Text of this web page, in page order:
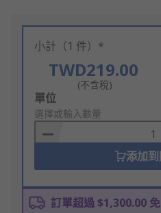
小計（1 件）*
TWD219.00
(不含稅)
Add
to
Basket
單位
選擇或輸入數量
添加
訂單超過 $1,300.00